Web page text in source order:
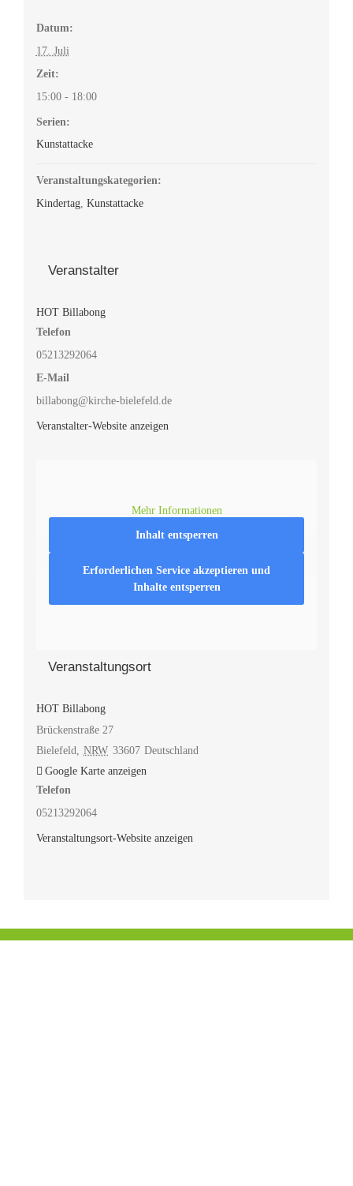
Datum:
17. Juli
Zeit:
15:00 - 18:00
Serien:
Kunstattacke
Veranstaltungskategorien:
Kindertag, Kunstattacke
Veranstalter
HOT Billabong
Telefon
05213292064
E-Mail
billabong@kirche-bielefeld.de
Veranstalter-Website anzeigen
Veranstaltungsort
HOT Billabong
Brückenstraße 27
Bielefeld
NRW 33607 Deutschland
Google Karte anzeigen
Telefon
05213292064
Veranstaltungsort-Website anzeigen
Mehr Informationen
Inhalt entsperren
Erforderlichen Service akzeptieren und
Inhalte entsperren